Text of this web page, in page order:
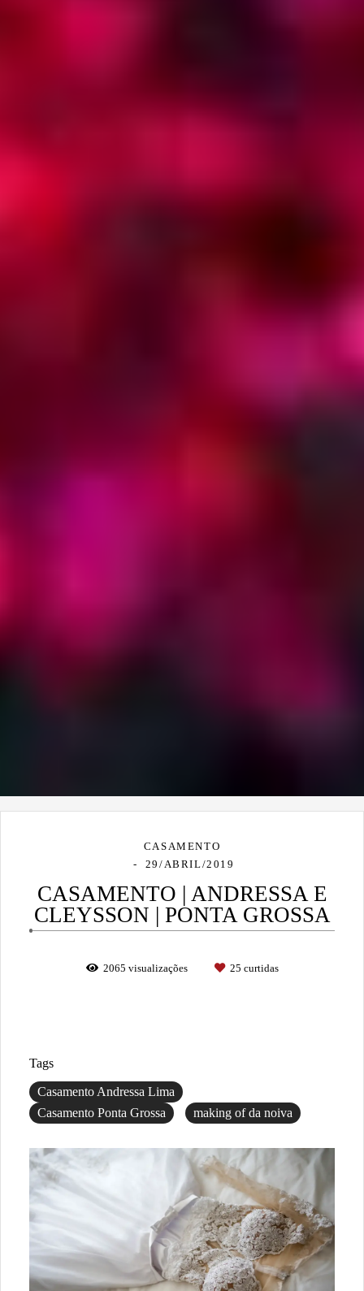
CASAMENTO
29/ABRIL/2019
CASAMENTO | ANDRESSA E
CLEYSSON | PONTA GROSSA
2065 visualizações 25 curtidas
Tags
Casamento Andressa Lima
Casamento Ponta Grossa
making of da noiva